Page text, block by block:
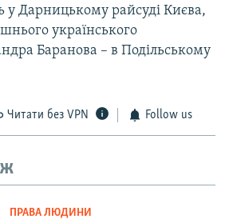
у Дарницькому райсуді Києва,
українського
Баранова – в Подільському
Читати без VPN Follow us
ПРАВА ЛЮДИНИ